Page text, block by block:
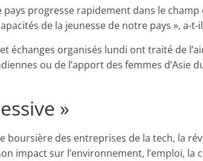
progresse rapidement dans le champ
de la jeunesse de notre pays », a-t-
échanges organisés lundi ont traité de
ou de l’apport des femmes d’Asie
»
boursière des entreprises de la tech, la
impact sur l’environnement, l’emploi, la